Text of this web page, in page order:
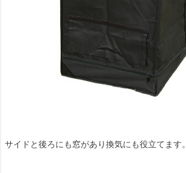
サイドと後ろにも窓があり換気にも役立てます。